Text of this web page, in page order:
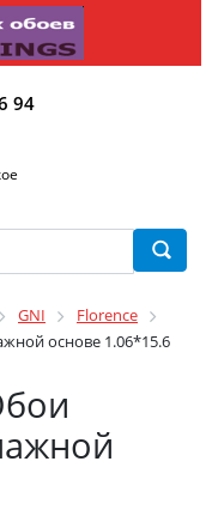
94
GNI
Florence
основе 1.06*15.6